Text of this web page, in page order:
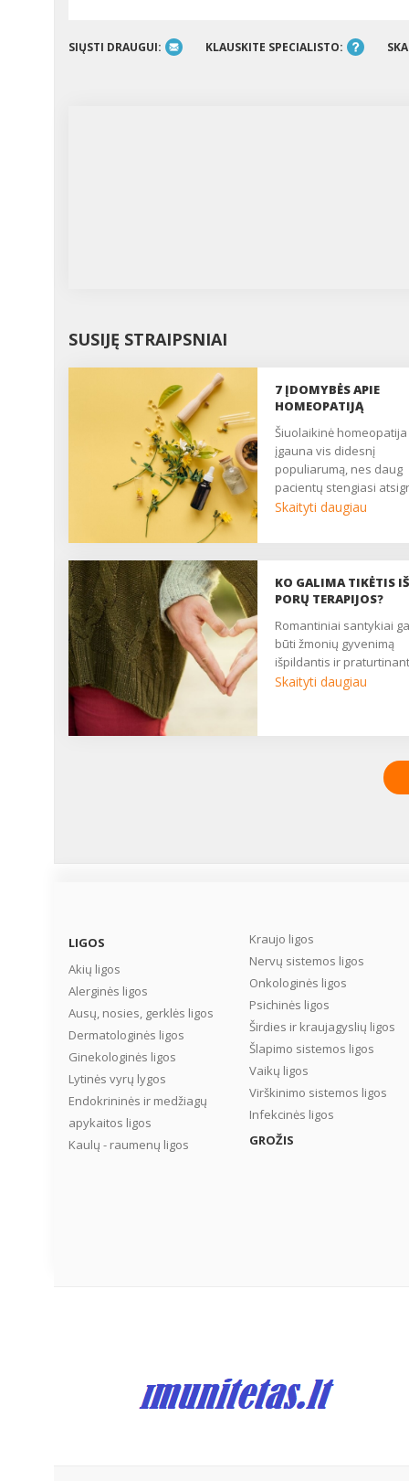
SIŲSTI DRAUGUI: KLAUSKITE SPECIALISTO:
SUSIJĘ STRAIPSNIAI
7 ĮDOMYBĖS APIE
HOMEOPATIJĄ
Šiuolaikinė homeopatija
įgauna vis didesnį
populiarumą, nes daug
pacientų stengiasi
į natūralesnius gydymo
apie homeopatiją,
verta žinoti kiekvienam,
alternatyviu gydymo
metodu ar ne – jau tik
pasirinkimas. ...
Skaityti daugiau
KO GALIMA TIKĖTIS IŠ
PORŲ TERAPIJOS?
romantiniai santykiai gali
būti žmonių gyvenimą
išpildantis ir
Skaityti daugiau
LIGOS
Akių ligos
Alerginės ligos
Ausų, nosies, gerklės ligos
Dermatologinės ligos
Ginekologinės ligos
Lytinės vyrų lygos
Endokrininės ir medžiagų
apykaitos ligos
Kaulų - raumenų ligos
Kraujo ligos
Nervų sistemos ligos
Onkologinės ligos
Psichinės ligos
Širdies ir kraujagyslių ligos
Šlapimo sistemos ligos
Vaikų ligos
Virškinimo sistemos ligos
Infekcinės ligos
GROŽIS